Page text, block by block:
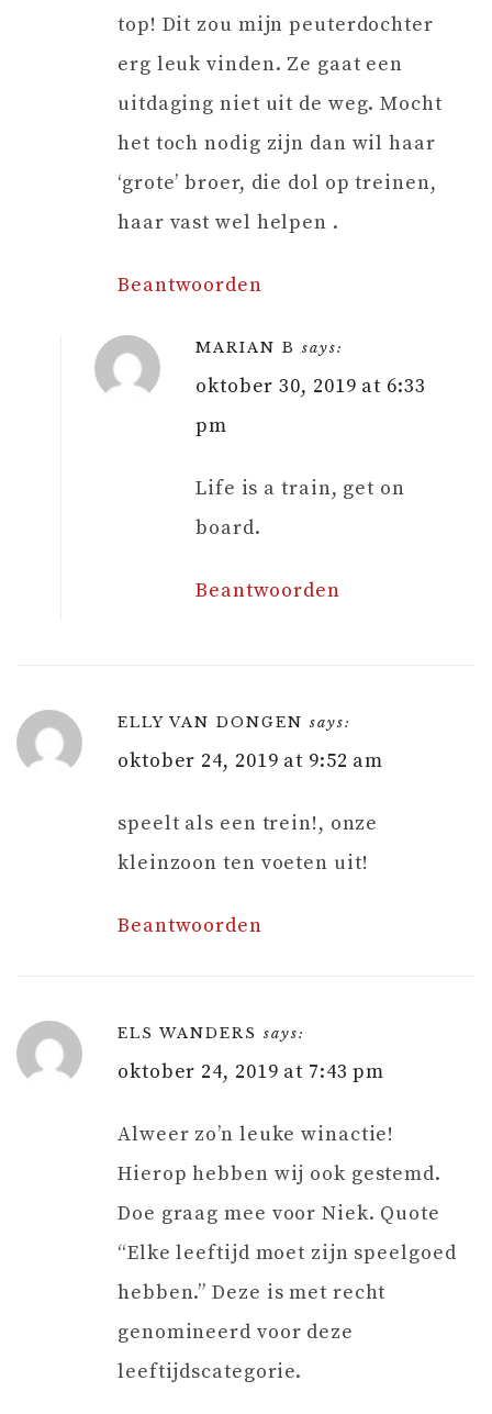
top! Dit zou mijn peuterdochter
erg leuk vinden. Ze gaat een
uitdaging niet uit de weg. Mocht
het toch nodig zijn dan wil haar
‘grote’ broer, die dol op treinen,
haar vast wel helpen .
Beantwoorden
MARIAN B says:
oktober 30, 2019 at 6:33
pm
Life is a train, get on
board.
Beantwoorden
ELLY VAN DONGEN says:
oktober 24, 2019 at 9:52 am
speelt als een trein!, onze
kleinzoon ten voeten uit!
Beantwoorden
ELS WANDERS says:
oktober 24, 2019 at 7:43 pm
Alweer zo’n leuke winactie!
Hierop hebben wij ook gestemd.
Doe graag mee voor Niek. Quote
“Elke leeftijd moet zijn speelgoed
hebben.” Deze is met recht
genomineerd voor deze
leeftijdscategorie.